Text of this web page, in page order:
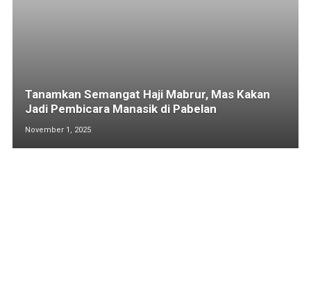
Tanamkan Semangat Haji Mabrur, Mas Kakan
Jadi Pembicara Manasik di Pabelan
November 1, 2025